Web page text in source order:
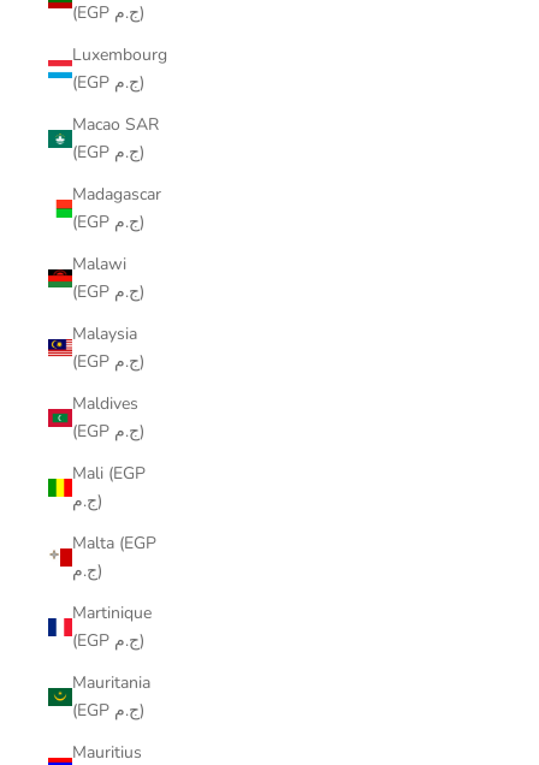
(EGP ج.م)
Luxembourg
(EGP ج.م)
Macao SAR
(EGP ج.م)
Madagascar
(EGP ج.م)
Malawi
(EGP ج.م)
Malaysia
(EGP ج.م)
Maldives
(EGP ج.م)
Mali (EGP
ج.م)
Malta (EGP
ج.م)
Martinique
(EGP ج.م)
Mauritania
(EGP ج.م)
Mauritius